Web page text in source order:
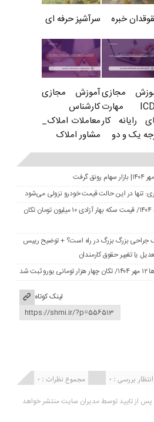
خبره سرآشپز حرفه ای
مجازی
ICDL مهارت
رایانه کار
یک و دو
آموزش مجازی
کارشناس
معاملات املاک_
مشاور املاک
تنها در این حالت قیمت خودرو نزولی می‌شود
قیمت جدید طلا و سکه ۱۲ مهرماه ۱۴۰۴/ قیمت سکه بهار آزادی ۱۰ میلیون تومان تکان
جراحی بزرگ بزرگ در راه است؟ + توضیح رییس
یا تغییر حقوق کارمندان
شد
لینک کوتاه
مجموع نظرات : 0 بررسی : 0
از تایید توسط مدیران سایت منتشر خواهد